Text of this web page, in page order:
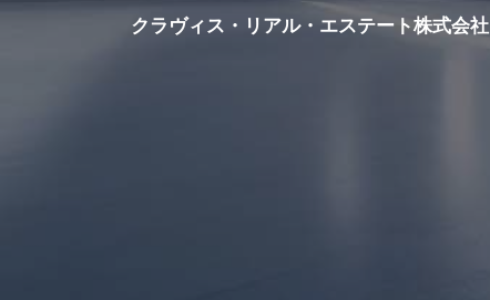
クラヴィス・リアル・エステート株式会社